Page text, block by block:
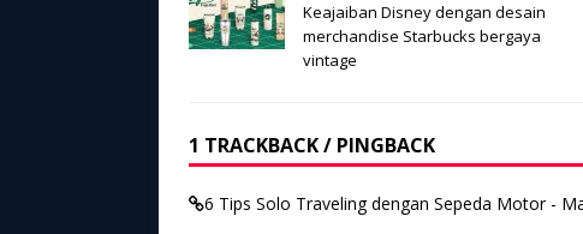
Keajaiban Disney dengan desain
merchandise Starbucks bergaya
vintage
1 TRACKBACK / PINGBACK
6 Tips Solo Traveling dengan Sepeda Motor -